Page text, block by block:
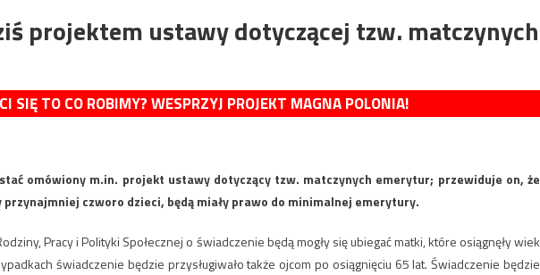
projektem ustawy dotyczącej tzw. matczynych
SIĘ TO CO ROBIMY? WESPRZYJ PROJEKT MAGNA POLONIA!
omówiony m.in. projekt ustawy dotyczący tzw. matczynych emerytur; przewiduje on, że
czworo dzieci, będą miały prawo do minimalnej emerytury.
Pracy i Polityki Społecznej o świadczenie będą mogły się ubiegać matki, które osiągnęły wiek
świadczenie będzie przysługiwało także ojcom po osiągnięciu 65 lat. Świadczenie będzie